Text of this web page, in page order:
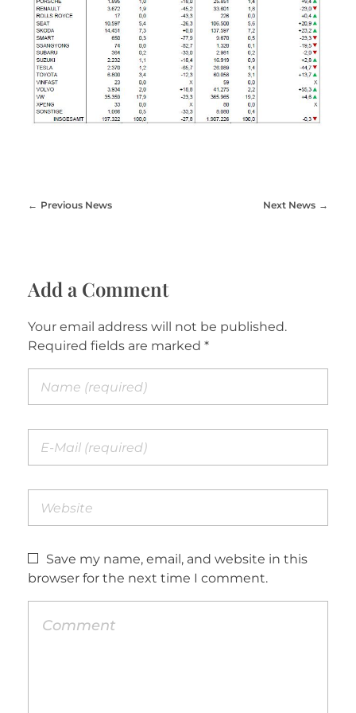
Previous News Next News
Add a Comment
Your email address will not be published.
Required fields are marked *
Save my name, email, and website in this
browser for the next time I comment.